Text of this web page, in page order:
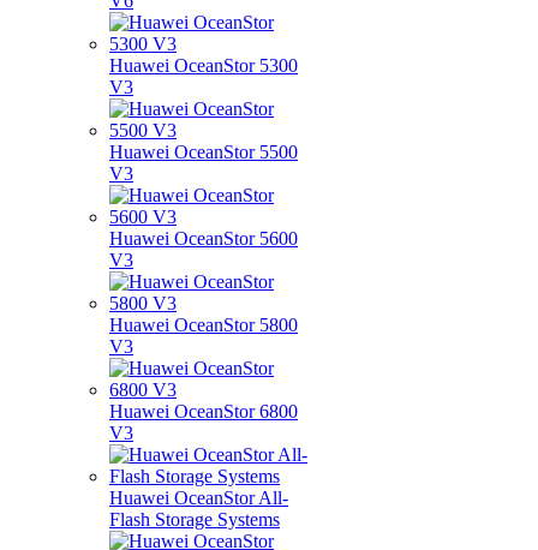
Huawei OceanStor 5300
V3
Huawei OceanStor 5500
V3
Huawei OceanStor 5600
V3
Huawei OceanStor 5800
V3
Huawei OceanStor 6800
V3
Huawei OceanStor All-
Flash Storage Systems